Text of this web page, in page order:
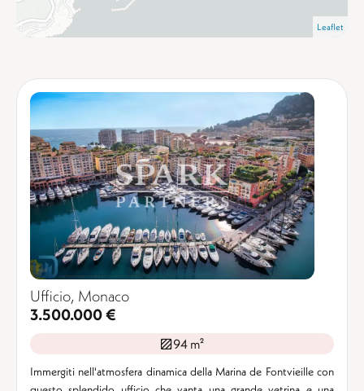
Leaflet
Ufficio, Monaco
3.500.000 €
94 m²
Immergiti nell'atmosfera dinamica della Marina de Fontvieille con